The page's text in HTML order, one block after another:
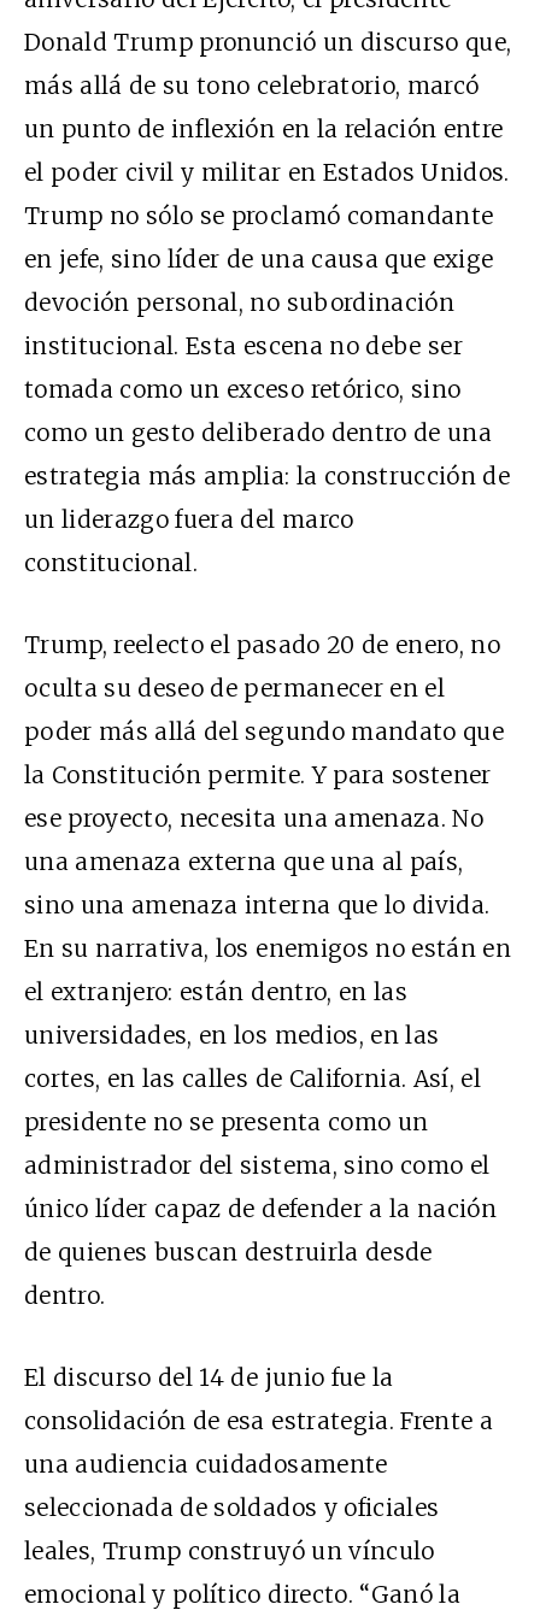
Donald Trump pronunció un discurso que,
más allá de su tono celebratorio, marcó
un punto de inflexión en la relación entre
el poder civil y militar en Estados Unidos.
Trump no sólo se proclamó comandante
en jefe, sino líder de una causa que exige
devoción personal, no subordinación
institucional. Esta escena no debe ser
tomada como un exceso retórico, sino
como un gesto deliberado dentro de una
estrategia más amplia: la construcción de
un liderazgo fuera del marco
constitucional.
Trump, reelecto el pasado 20 de enero, no
oculta su deseo de permanecer en el
poder más allá del segundo mandato que
la Constitución permite. Y para sostener
ese proyecto, necesita una amenaza. No
una amenaza externa que una al país,
sino una amenaza interna que lo divida.
En su narrativa, los enemigos no están en
el extranjero: están dentro, en las
universidades, en los medios, en las
cortes, en las calles de California. Así, el
presidente no se presenta como un
administrador del sistema, sino como el
único líder capaz de defender a la nación
de quienes buscan destruirla desde
dentro.
El discurso del 14 de junio fue la
consolidación de esa estrategia. Frente a
una audiencia cuidadosamente
seleccionada de soldados y oficiales
leales, Trump construyó un vínculo
emocional y político directo. “Ganó la